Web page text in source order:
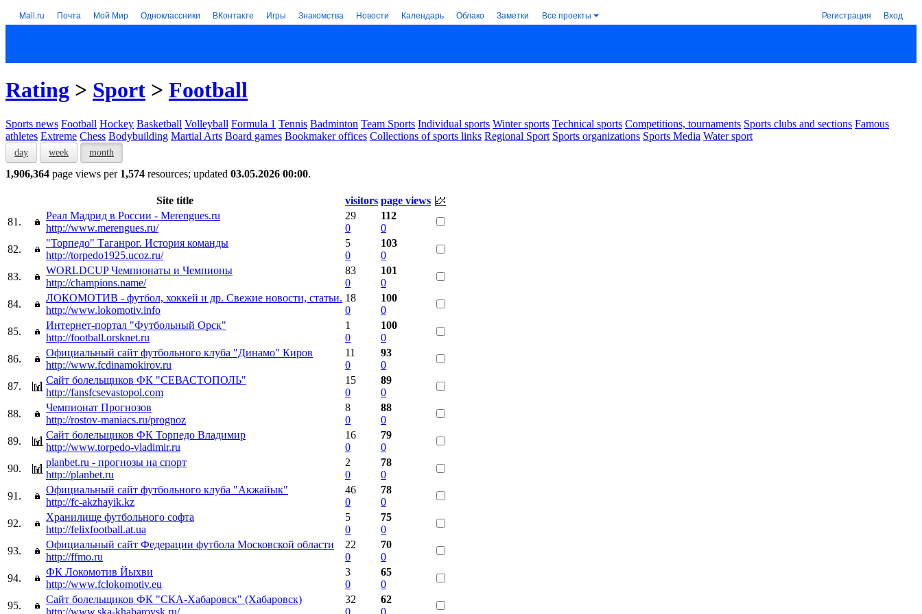
Mail.ru Почта Мой Мир Одноклассники ВКонтакте Игры Знакомства Новости Календарь Облако Заметки Все проекты Регистрация Вход
Rating > Sport > Football
Sports news Football Hockey Basketball Volleyball Formula 1 Tennis Badminton Team Sports Individual sports Winter sports Technical sports Competitions, tournaments Sports clubs and sections Famous
athletes Extreme Chess Bodybuilding Martial Arts Board games Bookmaker offices Collections of sports links Regional Sport Sports organizations Sports Media Water sport
day week month
1,906,364 page views per 1,574 resources; updated 03.05.2026 00:00.
Site title visitors page views
81.
Реал Мадрид в России - Merengues.ru
http://www.merengues.ru/
29
0
112
0
82.
"Торпедо" Таганрог. История команды
http://torpedo1925.ucoz.ru/
5
0
103
0
83.
WORLDCUP Чемпионаты и Чемпионы
http://champions.name/
83
0
101
0
84.
ЛОКОМОТИВ - футбол, хоккей и др. Свежие новости, статьи.
http://www.lokomotiv.info
18
0
100
0
85.
Интернет-портал "Футбольный Орск"
http://football.orsknet.ru
1
0
100
0
86.
Официальный сайт футбольного клуба "Динамо" Киров
http://www.fcdinamokirov.ru
11
0
93
0
87.
Сайт болельщиков ФК "СЕВАСТОПОЛЬ"
http://fansfcsevastopol.com
15
0
89
0
88.
Чемпионат Прогнозов
http://rostov-maniacs.ru/prognoz
8
0
88
0
89.
Сайт болельщиков ФК Торпедо Владимир
http://www.torpedo-vladimir.ru
16
0
79
0
90.
planbet.ru - прогнозы на спорт
http://planbet.ru
2
0
78
0
91.
Официальный сайт футбольного клуба "Акжайык"
http://fc-akzhayik.kz
46
0
78
0
92.
Хранилище футбольного софта
http://felixfootball.at.ua
5
0
75
0
93.
Официальный сайт Федерации футбола Московской области
http://ffmo.ru
22
0
70
0
94.
ФК Локомотив Йыхви
http://www.fclokomotiv.eu
3
0
65
0
95.
Сайт болельщиков ФК "СКА-Хабаровск" (Хабаровск)
http://www.ska-khabarovsk.ru/
32
0
62
0